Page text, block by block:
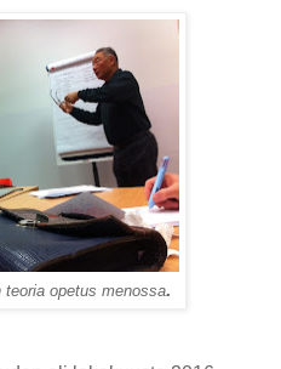
teoria opetus menossa.